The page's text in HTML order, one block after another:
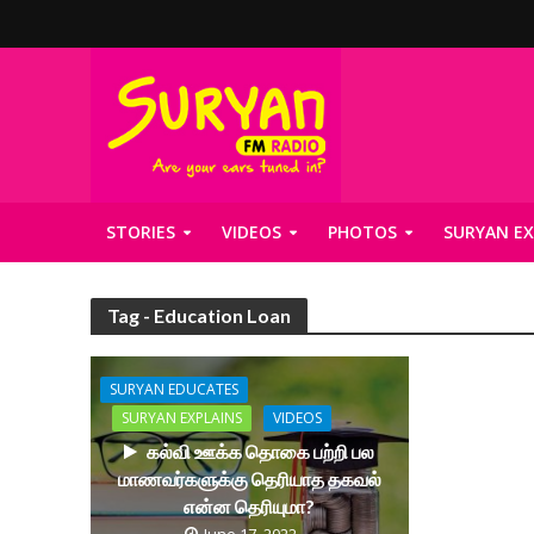
STORIES VIDEOS PHOTOS SURYAN
Tag - Education Loan
SURYAN EDUCATES
SURYAN EXPLAINS
VIDEOS
கல்வி ஊக்க தொகை பற்றி பல
மாணவர்களுக்கு தெரியாத தகவல்
என்ன தெரியுமா?